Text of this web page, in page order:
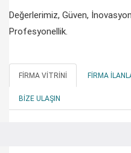
Değerlerimiz, Güven,
Profesyonellik.
FIRMA VITRINI FIRMA
BIZE ULAŞIN